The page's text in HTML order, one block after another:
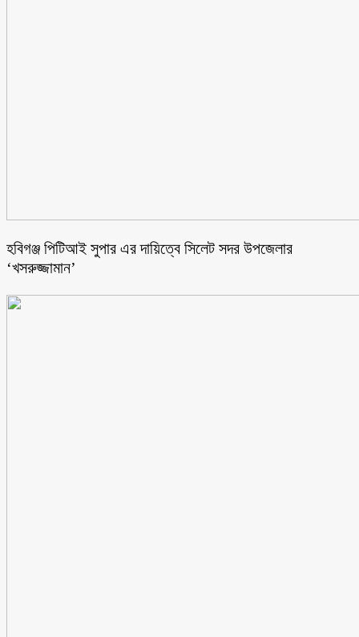
হবিগঞ্জ পিটিআই সুপার এর দায়িত্বে সিলেট সদর উপজেলার
‘খসরুজ্জামান’